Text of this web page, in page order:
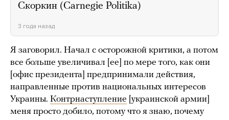
Скоркин (Carnegie Politika)
3 года назад
Я заговорил. Начал с осторожной критики, а потом
все больше увеличивал [ее] по мере того, как они
[офис президента] предпринимали действия,
направленные против национальных интересов
Украины. Контрнаступление [украинской армии]
меня просто добило, потому что я знаю, почему